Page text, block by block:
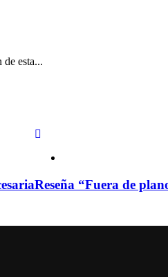
esta...
Reseña “Fuera de